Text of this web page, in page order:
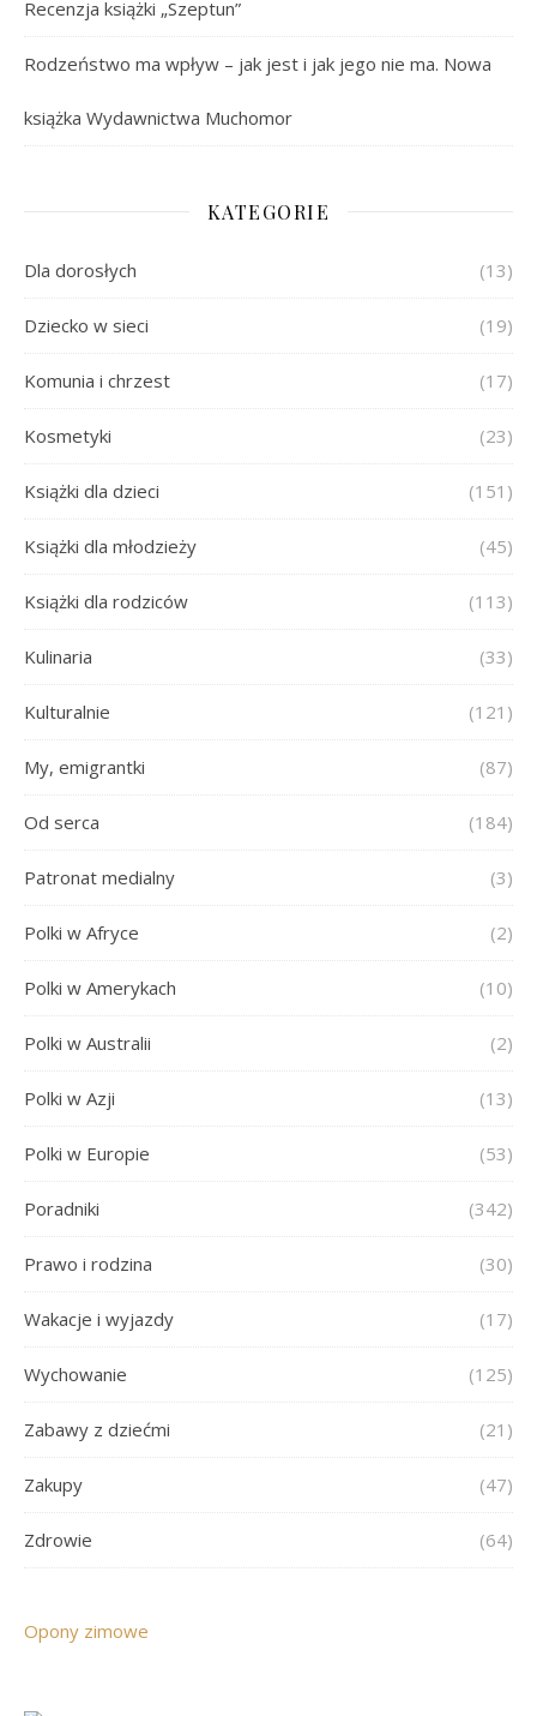
Recenzja książki „Szeptun”
Rodzeństwo ma wpływ – jak jest i jak jego nie ma. Nowa
książka Wydawnictwa Muchomor
KATEGORIE
Dla dorosłych (13)
Dziecko w sieci (19)
Komunia i chrzest (17)
Kosmetyki (23)
Książki dla dzieci (151)
Książki dla młodzieży (45)
Książki dla rodziców (113)
Kulinaria (33)
Kulturalnie (121)
My, emigrantki (87)
Od serca (184)
Patronat medialny (3)
Polki w Afryce (2)
Polki w Amerykach (10)
Polki w Australii (2)
Polki w Azji (13)
Polki w Europie (53)
Poradniki (342)
Prawo i rodzina (30)
Wakacje i wyjazdy (17)
Wychowanie (125)
Zabawy z dziećmi (21)
Zakupy (47)
Zdrowie (64)
Opony zimowe